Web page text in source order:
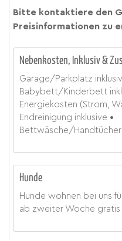
Bitte kontaktiere den
Preisinformationen zu
Nebenkosten, Inklusiv &
Garage/Parkplatz
Babybett/Kinderbett
Energiekosten (Strom,
Endreinigung inklusive
Bettwäsche/Handtücher
Hunde
Hunde wohnen bei uns
ab zweiter Woche gratis